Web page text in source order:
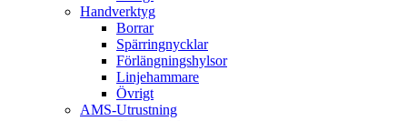
Handverktyg
Borrar
Spärringnycklar
Förlängningshylsor
Linjehammare
Övrigt
AMS-Utrustning